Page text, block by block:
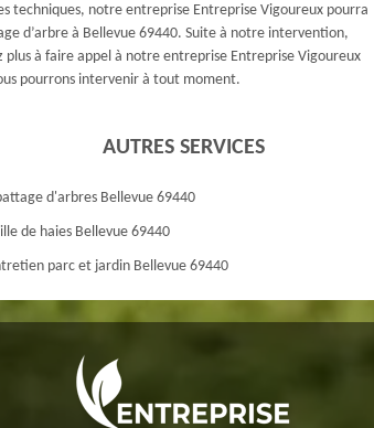
techniques, notre entreprise Entreprise Vigoureux pourra
d’arbre à Bellevue 69440. Suite à notre intervention,
à faire appel à notre entreprise Entreprise Vigoureux
pourrons intervenir à tout moment.
AUTRES SERVICES
d'arbres Bellevue 69440
de haies Bellevue 69440
parc et jardin Bellevue 69440